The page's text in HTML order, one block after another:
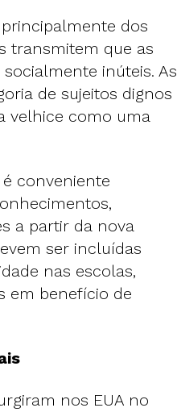
dos
transmitem que as
inúteis. As
de sujeitos dignos
velhice como uma
conveniente
a partir da nova
ser incluídas
nas escolas,
em benefício de
nos EUA no